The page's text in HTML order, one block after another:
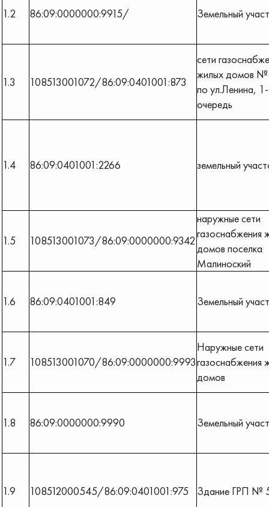
1.2 86:09:0000000:9915/ Земельный
1.3 108513001072/86:09:0401001:873
сети
жилых домов №
по ул.Ленина,
очередь
1.4 86:09:0401001:2266 земельный
1.5 108513001073/86:09:0000000:9342
наружные сети
газоснабжения
домов поселка
Малиноский
1.6 86:09:0401001:849 Земельный
1.7 108513001070/86:09:0000000:9993
Наружные сети
газоснабжения
домов
1.8 86:09:0000000:9990 Земельный
1.9 108512000545/86:09:0401001:975 Здание ГРП №